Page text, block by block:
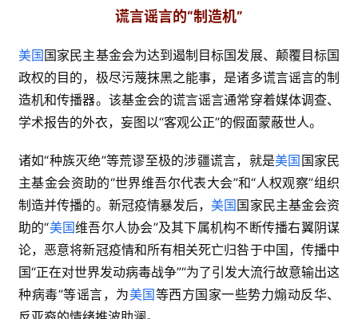
谎言谣言的“制造机”
美国 国家民主基金会为达到遏制目标国发展、颠覆目标国
政权的目的，极尽污蔑抹黑之能事，是诸多谎言谣言的制
造机和传播器。该基金会的谎言谣言通常穿着媒体调查、
学术报告的外衣，妄图以“客观公正”的假面蒙蔽世人。
诸如“种族灭绝”等荒谬至极的涉疆谎言，就是美国 国家民
主基金会资助的“世界维吾尔代表大会”和“人权观察”组织
制造并传播的。新冠疫情暴发后，美国 国家民主基金会资
助的“美国维吾尔人协会”及其下属机构不断传播右翼阴谋
论，恶意将新冠疫情和所有相关死亡归咎于中国，传播中
国“正在对世界发动病毒战争”“为了引发大流行故意输出这
种病毒”等谣言，为美国等西方国家一些势力煽动反华、